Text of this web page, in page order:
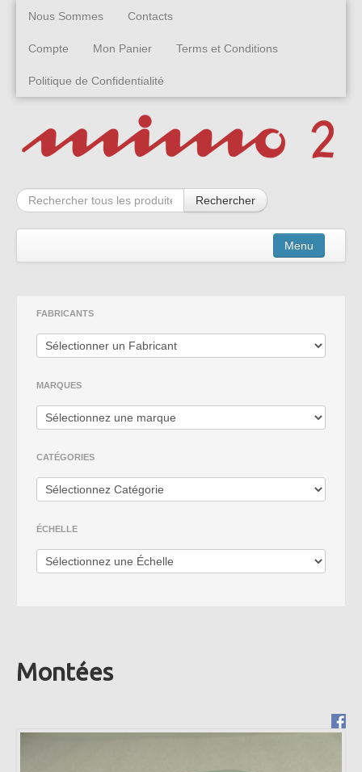
Nous Sommes Contacts
Compte Mon Panier Terms et Conditions
Politique de Confidentialité
Rechercher
Menu
Kits
Montées
Pompiers
Mimo 2 - Distribuidora de
Novidades, Lda
BRAGA
FABRICANTS
MARQUES
CATÉGORIES
ÉCHELLE
Montées